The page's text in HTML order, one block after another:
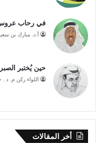
في رحاب عروس
أ.د. مبارك بن
حين يُختبر
اللواء ركن م. د .
أخر المقالات